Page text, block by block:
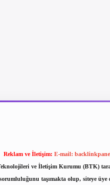
Reklam ve İletişim: E-mail:
ve İletişim Kurumu (BTK)
taşımakta olup, siteye